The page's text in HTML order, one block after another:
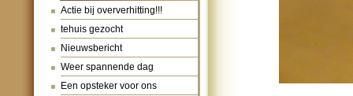
Actie bij oververhitting!!!
tehuis gezocht
Nieuwsbericht
Weer spannende dag
Een opsteker voor ons